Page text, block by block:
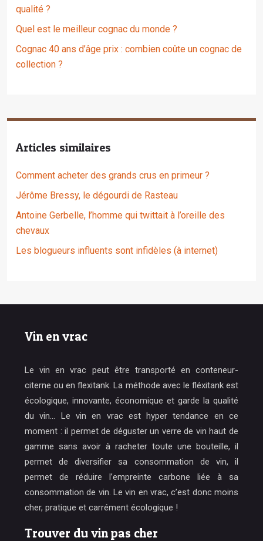
qualité ?
Quel est le meilleur cognac du monde ?
Cognac 40 ans d’âge prix : combien coûte un cognac de
collection ?
Articles similaires
Comment acheter des grands crus en primeur ?
Jérôme Bressy, le dégourdi de Rasteau
Antoine Gerbelle, l’homme qui twittait à l’oreille des
chevaux
Les blogueurs influents sont infidèles (à internet)
Vin en vrac
Le vin en vrac peut être transporté en conteneur-
citerne ou en flexitank. La méthode avec le fléxitank est
écologique, innovante, économique et garde la qualité
du vin… Le vin en vrac est hyper tendance en ce
moment : il permet de déguster un verre de vin haut de
gamme sans avoir à racheter toute une bouteille, il
permet de diversifier sa consommation de vin, il
permet de réduire l’empreinte carbone liée à sa
consommation de vin. Le vin en vrac, c’est donc moins
cher, pratique et carrément écologique !
Trouver du vin pas cher